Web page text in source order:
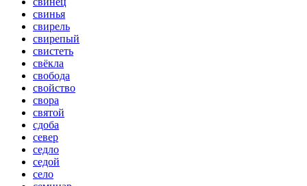
свинья
свирель
свирепый
свистеть
свёкла
свобода
свойство
свора
святой
сдоба
север
седло
седой
село